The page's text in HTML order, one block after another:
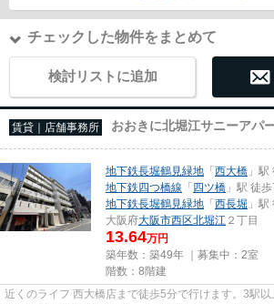
チェックした物件をまとめて
検討リストに追加
賃貸｜店舗事務所 おおきに北堀江サニーアパ
地下鉄長堀鶴見緑地 「西大橋 」駅
地下鉄四つ橋線 「四ツ橋 」駅 徒
地下鉄長堀鶴見緑地 「西長堀 」駅
大阪府大阪市西区北堀江 ２丁目
13.64万円
築年数：築49年 ｜募集中： 2室
階数：8階建
近くのライフ 西大橋店まで徒歩5分で行けます。3駅